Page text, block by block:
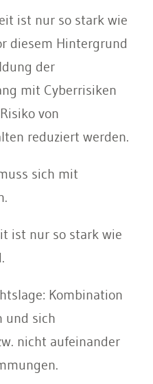
ist nur so stark wie
diesem Hintergrund
der
mit Cyberrisiken
von
reduziert werden.
sich mit
ist nur so stark wie
Kombination
und sich
nicht aufeinander